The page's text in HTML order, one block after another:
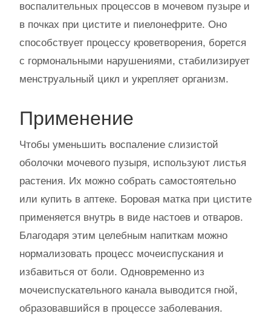
воспалительных процессов в мочевом пузыре и
в почках при цистите и пиелонефрите. Оно
способствует процессу кроветворения, борется
с гормональными нарушениями, стабилизирует
менструальный цикл и укрепляет организм.
Применение
Чтобы уменьшить воспаление слизистой
оболочки мочевого пузыря, используют листья
растения. Их можно собрать самостоятельно
или купить в аптеке. Боровая матка при цистите
применяется внутрь в виде настоев и отваров.
Благодаря этим целебным напиткам можно
нормализовать процесс мочеиспускания и
избавиться от боли. Одновременно из
мочеиспускательного канала выводится гной,
образовавшийся в процессе заболевания.